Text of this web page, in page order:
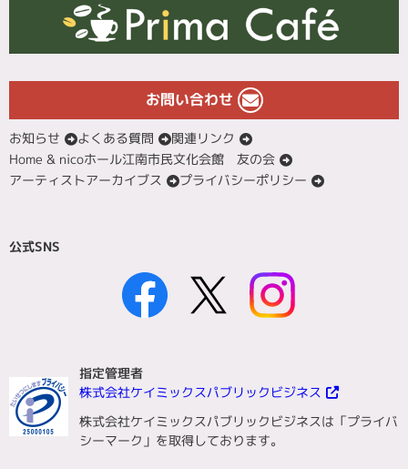
お問い合わせ
お知らせ よくある質問
関連リンク
Home & nicoホール江南市民文化会館 友の会
アーティストアーカイブス
プライバシーポリシー
公式SNS
指定管理者
株式会社ケイミックスパブリックビジネス
株式会社ケイミックスパブリックビジネスは「プライバ
シーマーク」を取得しております。